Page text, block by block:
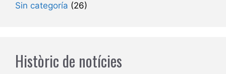
Sin categoría (26)
Històric de notícies